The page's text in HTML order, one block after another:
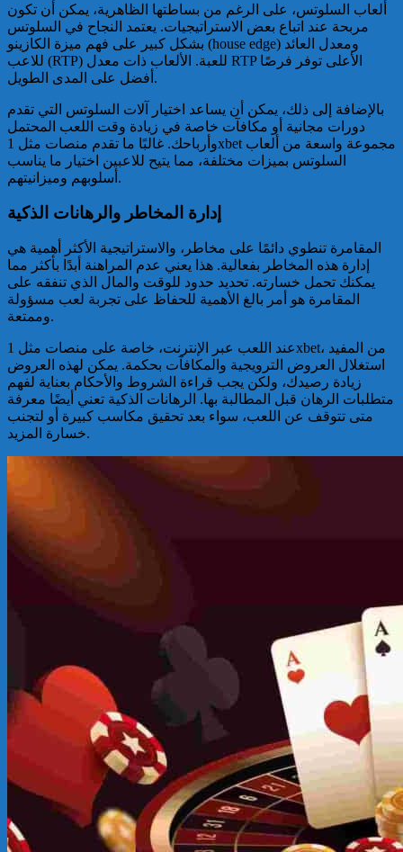
ألعاب السلوتس، على الرغم من بساطتها الظاهرية، يمكن أن تكون
مربحة عند اتباع بعض الاستراتيجيات. يعتمد النجاح في السلوتس
بشكل كبير على فهم ميزة الكازينو (house edge) ومعدل العائد
للاعب (RTP) للعبة. الألعاب ذات معدل RTP الأعلى توفر فرصًا
أفضل على المدى الطويل.
بالإضافة إلى ذلك، يمكن أن يساعد اختيار آلات السلوتس التي تقدم
دورات مجانية أو مكافآت خاصة في زيادة وقت اللعب المحتمل
وأرباحك. غالبًا ما تقدم منصات مثل 1xbet مجموعة واسعة من ألعاب
السلوتس بميزات مختلفة، مما يتيح للاعبين اختيار ما يناسب
أسلوبهم وميزانيتهم.
إدارة المخاطر والرهانات الذكية
المقامرة تنطوي دائمًا على مخاطر، والاستراتيجية الأكثر أهمية هي
إدارة هذه المخاطر بفعالية. هذا يعني عدم المراهنة أبدًا بأكثر مما
يمكنك تحمل خسارته. تحديد حدود للوقت والمال الذي تنفقه على
المقامرة هو أمر بالغ الأهمية للحفاظ على تجربة لعب مسؤولة
وممتعة.
عند اللعب عبر الإنترنت، خاصة على منصات مثل 1xbet، من المفيد
استغلال العروض الترويجية والمكافآت بحكمة. يمكن لهذه العروض
زيادة رصيدك، ولكن يجب قراءة الشروط والأحكام بعناية لفهم
متطلبات الرهان قبل المطالبة بها. الرهانات الذكية تعني أيضًا معرفة
متى تتوقف عن اللعب، سواء بعد تحقيق مكاسب كبيرة أو لتجنب
خسارة المزيد.